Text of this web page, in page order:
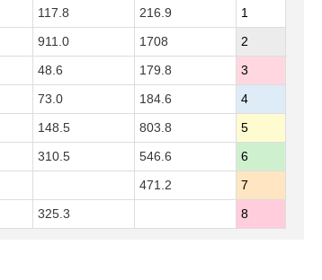
117.8 216.9
1
911.0 1708
2
48.6 179.8
3
73.0 184.6
4
148.5 803.8
5
310.5 546.6
6
471.2
7
325.3 8